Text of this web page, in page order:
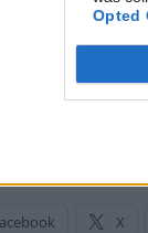
Opted
abitare a due
X